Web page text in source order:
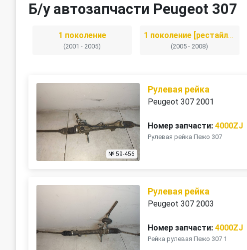
Б/у автозапчасти Peugeot 307
1 поколение
(2001 - 2005)
1 поколение [рестайлинг]
(2005 - 2008)
№ 59-456
Рулевая рейка
Peugeot 307 2001
Номер запчасти: 4000ZJ
Рулевая рейка Пежо 307
Рулевая рейка
Peugeot 307 2003
Номер запчасти: 4000ZJ
Рейка рулевая Пежо 307 1